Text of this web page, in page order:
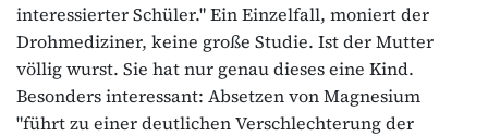
interessierter Schüler." Ein Einzelfall, moniert der
Drohmediziner, keine große Studie. Ist der Mutter
völlig wurst. Sie hat nur genau dieses eine Kind.
Besonders interessant: Absetzen von Magnesium
"führt zu einer deutlichen Verschlechterung der